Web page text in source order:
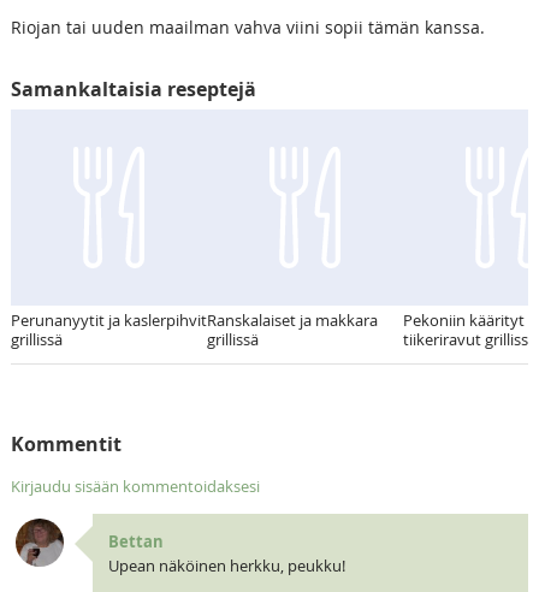
Riojan tai uuden maailman vahva viini sopii tämän kanssa.
Samankaltaisia reseptejä
Perunanyytit ja kaslerpihvit
grillissä
Ranskalaiset ja makkara
grillissä
Pekoniin käärityt
tiikeriravut grillissä
Kommentit
Kirjaudu sisään kommentoidaksesi
Bettan
Upean näköinen herkku, peukku!